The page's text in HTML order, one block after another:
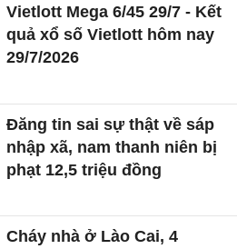
Vietlott Mega 6/45 29/7 - Kết
quả xổ số Vietlott hôm nay
29/7/2026
Đăng tin sai sự thật về sáp
nhập xã, nam thanh niên bị
phạt 12,5 triệu đồng
Cháy nhà ở Lào Cai, 4